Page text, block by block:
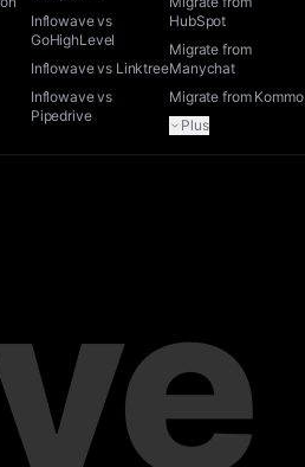
Inflowave vs
GoHighLevel
Inflowave vs Linktree
Inflowave vs
Pipedrive
HubSpot
Migrate from
Manychat
Migrate from Kommo
Plus